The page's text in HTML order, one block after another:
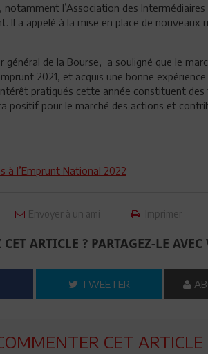
l’Association des
Il a appelé à la mise en place de nouveaux
général de la Bourse, a souligné que le
2021, et acquis une bonne
pratiqués cette année constituent
positif pour le marché des actions et
à l’Emprunt National 2022
Envoyer à un ami Imprimer
ARTICLE ? PARTAGEZ-LE
TWEETER
CET ARTICLE